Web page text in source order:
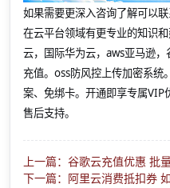
如果需要更深入咨询了解可以
在云平台领域有更专业的知识
云，国际华为云，aws亚马逊
充值。oss防风控上传加密系统
案、免绑卡。开通即享专属
售后支持。
上一篇：谷歌云充值优惠 批
下一篇：阿里云消费抵扣券